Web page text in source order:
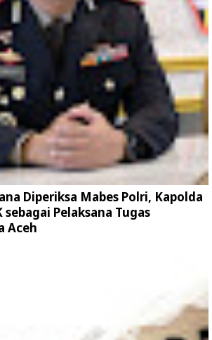
Diperiksa Mabes Polri, Kapolda
Pelaksana Tugas
Aceh